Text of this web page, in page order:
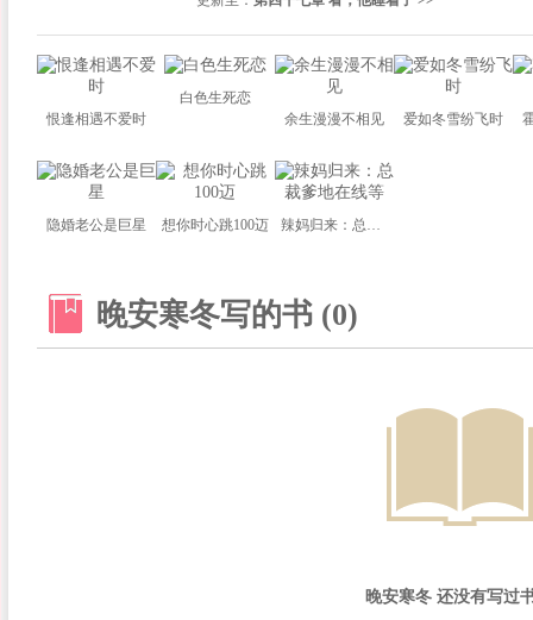
恨逢相遇不爱时
白色生死恋
余生漫漫不相见
爱如冬雪纷飞时
隐婚老公是巨星 想你时心跳100迈
晚安寒冬写的书 (0)
晚安寒冬 还没有写过